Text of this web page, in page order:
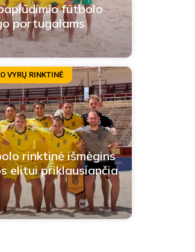
futbolo
portugalams
VYRŲ RINKTINĖ
rinktinė išmėgins
elitui priklausiančia